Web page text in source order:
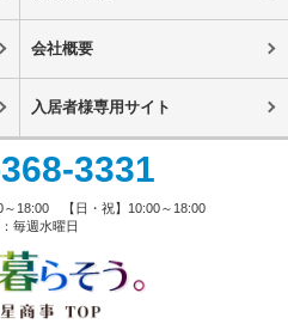
会社概要
入居者様専用サイト
3331
～18:00 【日・祝】10:00～18:00
毎週水曜日